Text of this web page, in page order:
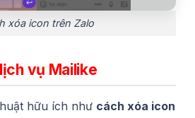
xóa icon trên Zalo
vụ Mailike
hữu ích như cách xóa icon